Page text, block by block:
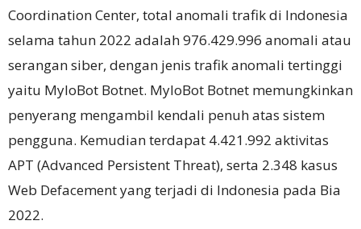
Coordination Center, total anomali trafik di Indonesia
selama tahun 2022 adalah 976.429.996 anomali atau
serangan siber, dengan jenis trafik anomali tertinggi
yaitu MyloBot Botnet. MyloBot Botnet memungkinkan
penyerang mengambil kendali penuh atas sistem
pengguna. Kemudian terdapat 4.421.992 aktivitas
APT (Advanced Persistent Threat), serta 2.348 kasus
Web Defacement yang terjadi di Indonesia pada Bia
2022.